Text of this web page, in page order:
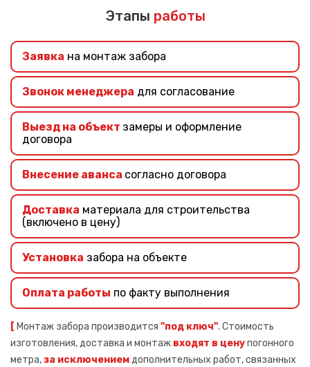
учитывая ваши требования и финансовые
Этапы работы
Заявка на монтаж забора
Звонок менеджера для согласование
Выезд на объект замеры и оформление
договора
Внесение аванса согласно договора
Доставка материала для строительства
(включено в цену)
Установка забора на объекте
Оплата работы по факту выполнения
[ Монтаж забора производится "под ключ". Стоимость
изготовления, доставка и монтаж входят в ценупогонного
метра,за исключениемдополнительных работ, связанных